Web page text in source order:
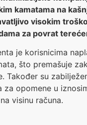
kamatama na
visokim
za povrat
je korisnicima
što premašuje
Također su
za opomene u
visinu računa.